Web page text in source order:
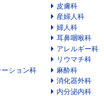
皮膚科
産婦人科
婦人科
耳鼻咽喉科
アレルギー科
リウマチ科
ーション科
麻酔科
消化器外科
内分泌内科